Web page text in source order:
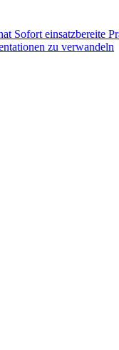
Sofort einsatzbereite
zu verwandeln